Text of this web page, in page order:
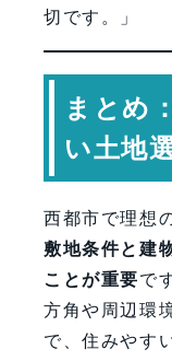
切です。」
まとめ
い土地
西都市で理想
敷地条件と建
ことが重要で
方角や周辺環
で、住みやす